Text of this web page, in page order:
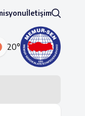
İletişim
20°